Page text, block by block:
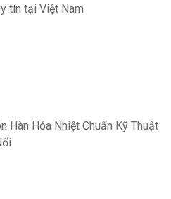
tín tại Việt Nam
Hàn Hóa Nhiệt Chuẩn Kỹ Thuật